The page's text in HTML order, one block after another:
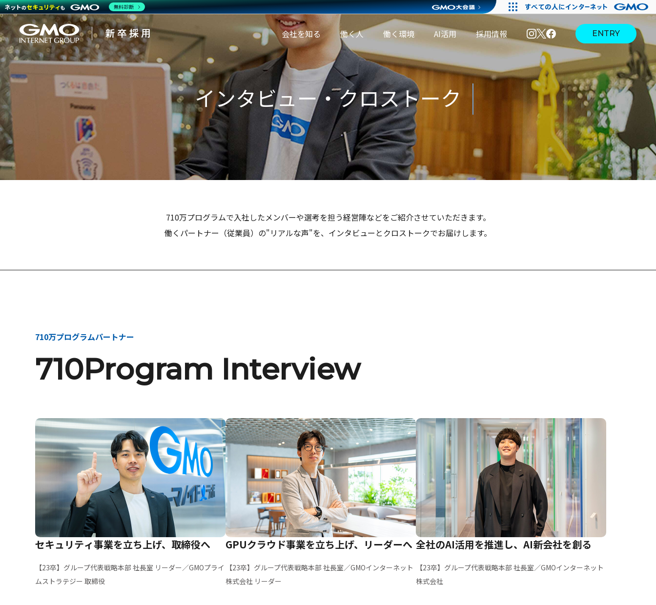
会社を知る 働く人 働く環境 AI活用 採用情報 ENTRY
会社を知る
企業情
報
CEOメ
ッセー
強み・
キャリ
アパス
働く環境
待遇・
福利厚
生
人財育
成制度
オフィ
社内イ
AI活用 採用情報
本選
考・募
集要項
インタ
ーンシ
ップ・
説明会
インタビュー・クロストーク
710万プログラムで入社したメンバーや選考を担う経営陣などをご紹介させていただきます。
働くパートナー（従業員）の"リアルな声"を、インタビューとクロストークでお届けします。
710万プログラムパートナー
710Program Interview
セキュリティ事業を立ち上げ、取締役へ
【23卒】グループ代表戦略本部 社長室 リーダー／GMOプライ
ムストラテジー 取締役
GPUクラウド事業を立ち上げ、リーダーへ
【23卒】グループ代表戦略本部 社長室／GMOインターネット
株式会社 リーダー
全社のAI活用を推進し、AI新会社を創る
【23卒】グループ代表戦略本部 社長室／GMOインターネット
株式会社
無料診断